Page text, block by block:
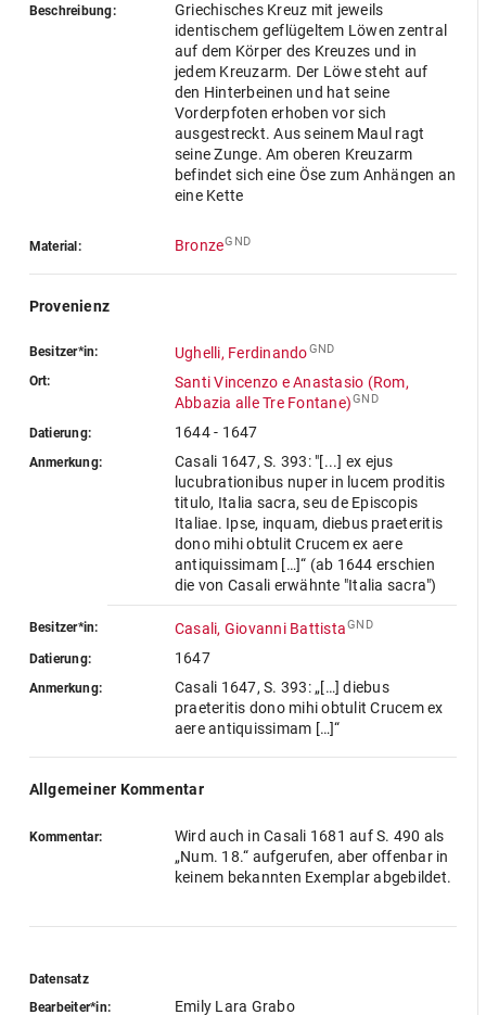
Beschreibung:
Griechisches Kreuz mit jeweils
identischem geflügeltem Löwen zentral
auf dem Körper des Kreuzes und in
jedem Kreuzarm. Der Löwe steht auf
den Hinterbeinen und hat seine
Vorderpfoten erhoben vor sich
ausgestreckt. Aus seinem Maul ragt
seine Zunge. Am oberen Kreuzarm
befindet sich eine Öse zum Anhängen an
eine Kette
Material: BronzeGND
Provenienz
Besitzer*in: Ughelli, FerdinandoGND
Ort:
Santi Vincenzo e Anastasio (Rom,
Abbazia alle Tre Fontane)GND
Datierung: 1644 - 1647
Anmerkung:
Casali 1647, S. 393: "[...] ex ejus
lucubrationibus nuper in lucem proditis
titulo, Italia sacra, seu de Episcopis
Italiae. Ipse, inquam, diebus praeteritis
dono mihi obtulit Crucem ex aere
antiquissimam […]“ (ab 1644 erschien
die von Casali erwähnte "Italia sacra")
Besitzer*in: Casali, Giovanni BattistaGND
Datierung: 1647
Anmerkung:
Casali 1647, S. 393: „[…] diebus
praeteritis dono mihi obtulit Crucem ex
aere antiquissimam […]“
Allgemeiner Kommentar
Kommentar:
Wird auch in Casali 1681 auf S. 490 als
„Num. 18.“ aufgerufen, aber offenbar in
keinem bekannten Exemplar abgebildet.
Datensatz
Bearbeiter*in:
Emily Lara Grabo